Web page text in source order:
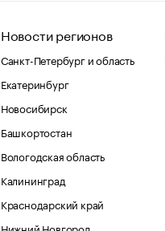
Новости регионов
Санкт-Петербург и область
Екатеринбург
Новосибирск
Башкортостан
Вологодская область
Калининград
Краснодарский край
Нижний Новгород